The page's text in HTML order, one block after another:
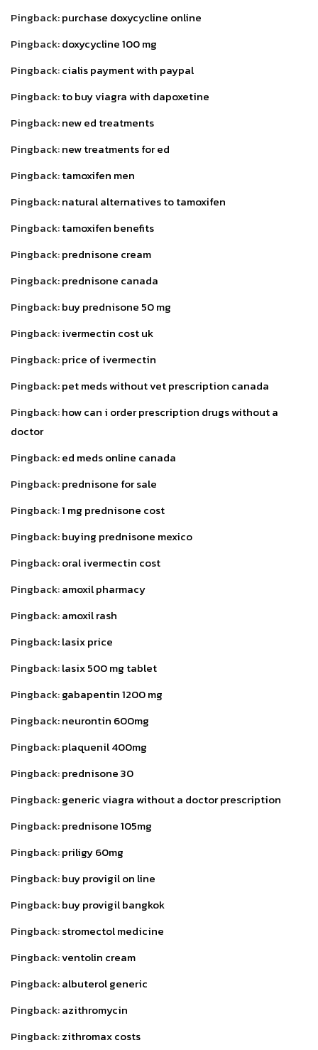
Pingback:purchase doxycycline online
Pingback:doxycycline 100 mg
Pingback:cialis payment with paypal
Pingback:to buy viagra with dapoxetine
Pingback:new ed treatments
Pingback:new treatments for ed
Pingback:tamoxifen men
Pingback:natural alternatives to tamoxifen
Pingback:tamoxifen benefits
Pingback:prednisone cream
Pingback:prednisone canada
Pingback:buy prednisone 50 mg
Pingback:ivermectin cost uk
Pingback:price of ivermectin
Pingback:pet meds without vet prescription canada
Pingback:how can i order prescription drugs without a
doctor
Pingback:ed meds online canada
Pingback:prednisone for sale
Pingback:1 mg prednisone cost
Pingback:buying prednisone mexico
Pingback:oral ivermectin cost
Pingback:amoxil pharmacy
Pingback:amoxil rash
Pingback:lasix price
Pingback:lasix 500 mg tablet
Pingback:gabapentin 1200 mg
Pingback:neurontin 600mg
Pingback:plaquenil 400mg
Pingback:prednisone 30
Pingback:generic viagra without a doctor prescription
Pingback:prednisone 105mg
Pingback:priligy 60mg
Pingback:buy provigil on line
Pingback:buy provigil bangkok
Pingback:stromectol medicine
Pingback:ventolin cream
Pingback:albuterol generic
Pingback:azithromycin
Pingback:zithromax costs